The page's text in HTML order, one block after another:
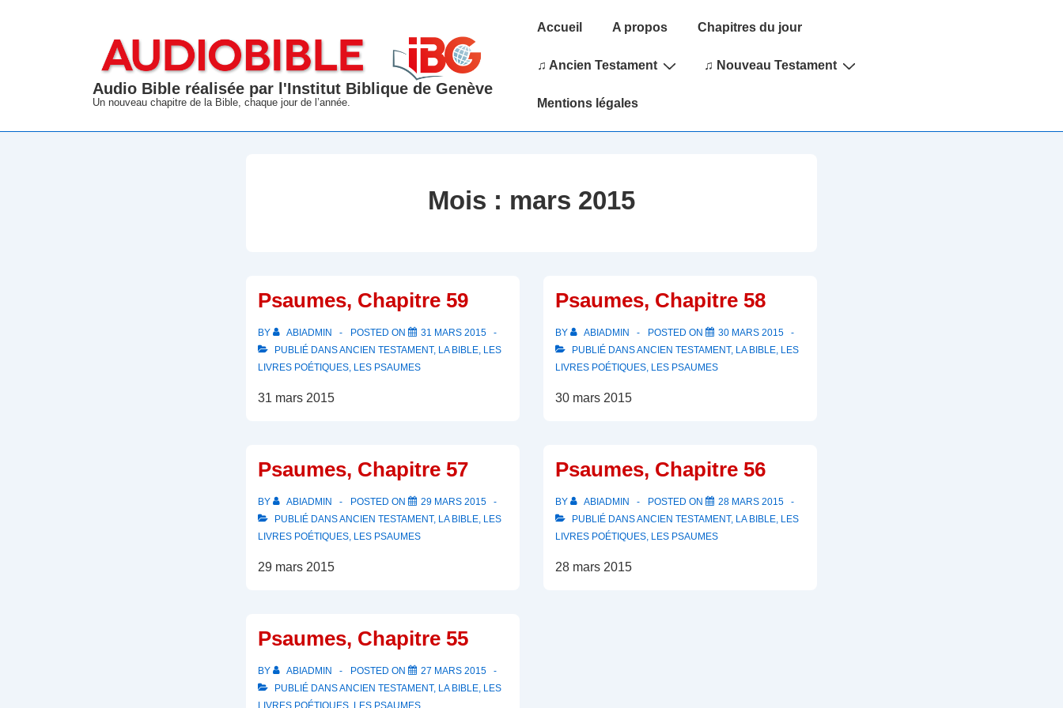
Audio Bible réalisée par l'Institut Biblique de Genève
Un nouveau chapitre de la Bible, chaque jour de l’année.
Main
Accueil A propos Chapitres du jour
♫ Ancien Testament ♫ Nouveau Testament
Mentions légales
Mois : mars 2015
Psaumes, Chapitre 59
BY ABIADMIN POSTED ON
31 MARS 2015
PUBLIÉ DANSANCIEN TESTAMENT, LA BIBLE, LES
LIVRES POÉTIQUES, LES PSAUMES
31 mars 2015
Psaumes, Chapitre 58
BY ABIADMIN POSTED ON
30 MARS 2015
PUBLIÉ DANSANCIEN TESTAMENT, LA BIBLE, LES
LIVRES POÉTIQUES, LES PSAUMES
30 mars 2015
Psaumes, Chapitre 57
BY ABIADMIN POSTED ON
29 MARS 2015
PUBLIÉ DANSANCIEN TESTAMENT, LA BIBLE, LES
LIVRES POÉTIQUES, LES PSAUMES
29 mars 2015
Psaumes, Chapitre 56
BY ABIADMIN POSTED ON
28 MARS 2015
PUBLIÉ DANSANCIEN TESTAMENT, LA BIBLE, LES
LIVRES POÉTIQUES, LES PSAUMES
28 mars 2015
Psaumes, Chapitre 55
BY ABIADMIN POSTED ON
27 MARS 2015
PUBLIÉ DANSANCIEN TESTAMENT, LA BIBLE, LES